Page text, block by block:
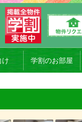
け 学割のお部屋